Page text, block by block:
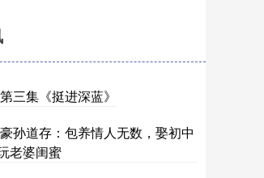
三集《挺进深蓝》
孙道存：包养情人无数，娶初中
老婆闺蜜